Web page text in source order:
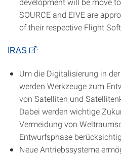
SOURCE and EIVE are
of their respective Flight
IRAS :
Um die Digitalisierung in
werden Werkzeuge zum
von Satelliten und
Dabei werden wichtige
Vermeidung von
Entwurfsphase
Neue Antriebssysteme